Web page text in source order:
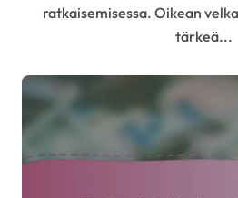
ratkaisemisessa. Oikean
tärkeä...